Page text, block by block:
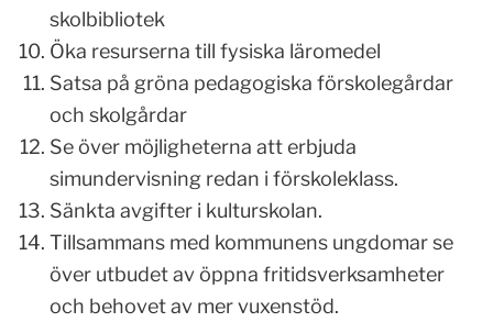
skolbibliotek
Öka resurserna till fysiska läromedel
Satsa på gröna pedagogiska förskolegårdar
och skolgårdar
Se över möjligheterna att erbjuda
simundervisning redan i förskoleklass.
Sänkta avgifter i kulturskolan.
Tillsammans med kommunens ungdomar se
över utbudet av öppna fritidsverksamheter
och behovet av mer vuxenstöd.